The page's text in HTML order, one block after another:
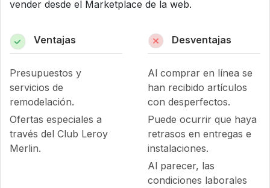
vender desde el Marketplace de la web.
Ventajas
Presupuestos y
servicios de
remodelación.
Ofertas especiales a
través del Club Leroy
Merlin.
Desventajas
Al comprar en línea se
han recibido artículos
con desperfectos.
Puede ocurrir que haya
retrasos en entregas e
instalaciones.
Al parecer, las
condiciones laborales